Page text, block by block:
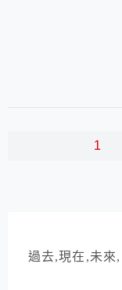
1
過去,現在,未